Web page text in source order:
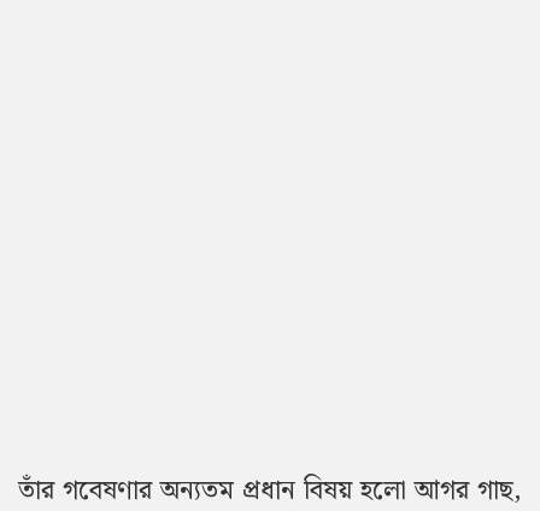
তাঁর গবেষণার অন্যতম প্রধান বিষয় হলো আগর গাছ,